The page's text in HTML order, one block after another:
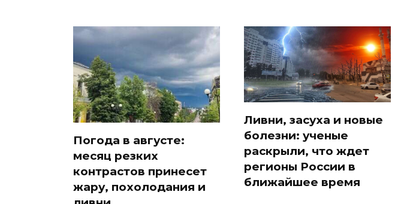
Погода в августе:
месяц резких
контрастов принесет
жару, похолодания и
Ливни, засуха и новые
болезни: ученые
раскрыли, что ждет
регионы России в
ближайшее время